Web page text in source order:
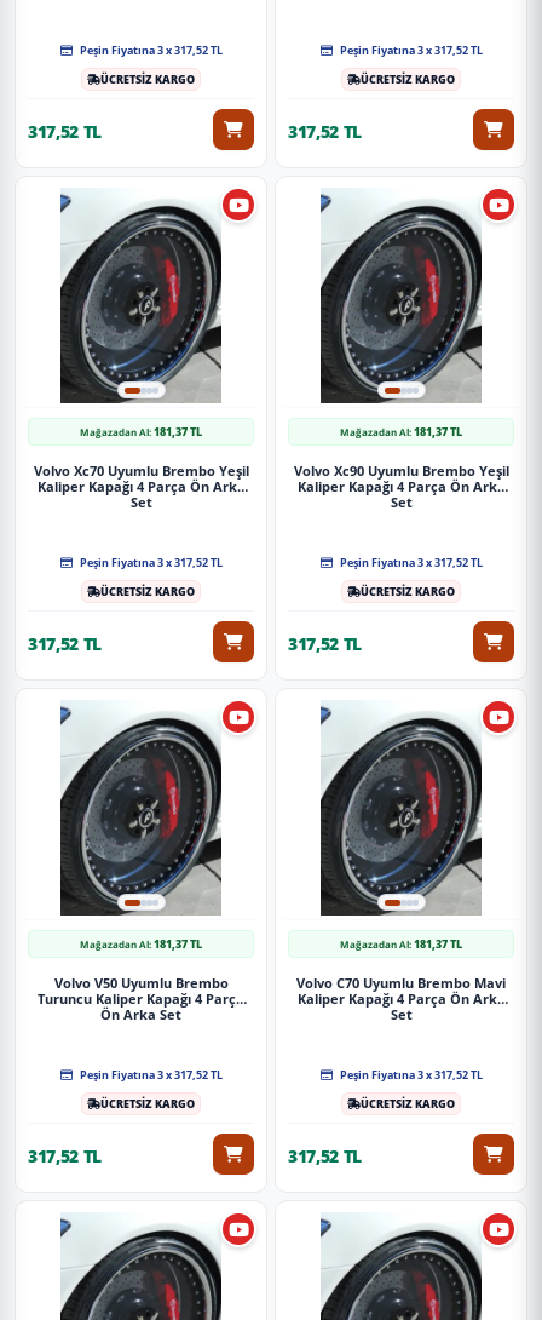
Siparişleriniz darbe emici özel ambalajlarla, kargoda zarar
görmeyecek şekilde paketlenerek tarafınıza ulaştırılır. %100
Peşin Fiyatına 3 x 317,52 TL
ÜCRETSİZ KARGO
317,52 TL
Peşin Fiyatına 3 x 317,52 TL
ÜCRETSİZ KARGO
317,52 TL
Mağazadan Al:181,37 TL
Volvo Xc70 Uyumlu Brembo Yeşil
Kaliper Kapağı 4 Parça Ön Arka
Set
Peşin Fiyatına 3 x 317,52 TL
ÜCRETSİZ KARGO
317,52 TL
Mağazadan Al:181,37 TL
Volvo Xc90 Uyumlu Brembo Yeşil
Kaliper Kapağı 4 Parça Ön Arka
Set
Peşin Fiyatına 3 x 317,52 TL
ÜCRETSİZ KARGO
317,52 TL
Mağazadan Al:181,37 TL
Volvo V50 Uyumlu Brembo
Turuncu Kaliper Kapağı 4 Parça
Ön Arka Set
Peşin Fiyatına 3 x 317,52 TL
ÜCRETSİZ KARGO
317,52 TL
Mağazadan Al:181,37 TL
Volvo C70 Uyumlu Brembo Mavi
Kaliper Kapağı 4 Parça Ön Arka
Set
Peşin Fiyatına 3 x 317,52 TL
ÜCRETSİZ KARGO
317,52 TL